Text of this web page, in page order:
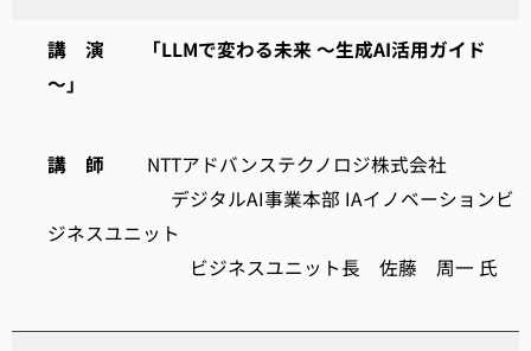
講 演
「LLMで変わる未来 ～生成AI活用ガイド
～」
講 師 NTTアドバンステクノロジ株式会社
デジタルAI事業本部 IAイノベーションビ
ジネスユニット
ビジネスユニット長 佐藤 周一 氏